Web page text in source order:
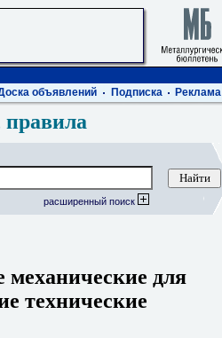
объявлений Подписка Реклама
расширенный поиск
механические для
технические